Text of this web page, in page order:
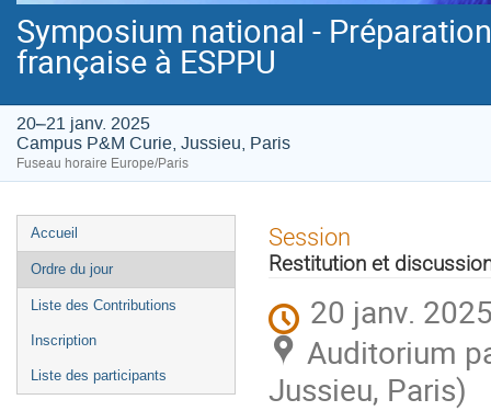
Symposium national -
française à ESPPU
20–21 janv. 2025
Campus P&M Curie, Jussieu, Paris
Fuseau horaire Europe/Paris
Menu
de
l'événement
Accueil
Ordre du jour
Liste des Contributions
Inscription
Liste des participants
Session
Restitution et
20 janv.
Auditorium
Jussieu, Paris)